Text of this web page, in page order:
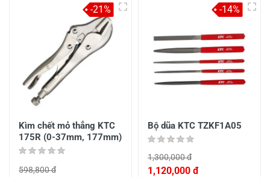
Kìm chết mỏ thẳng KTC
175R (0-37mm, 177mm)
598,800 đ
-21%
Bộ dũa KTC TZKF1A05
1,300,000 đ
1,120,000 đ
-14%